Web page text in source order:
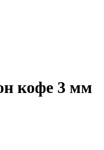
кофе 3 мм